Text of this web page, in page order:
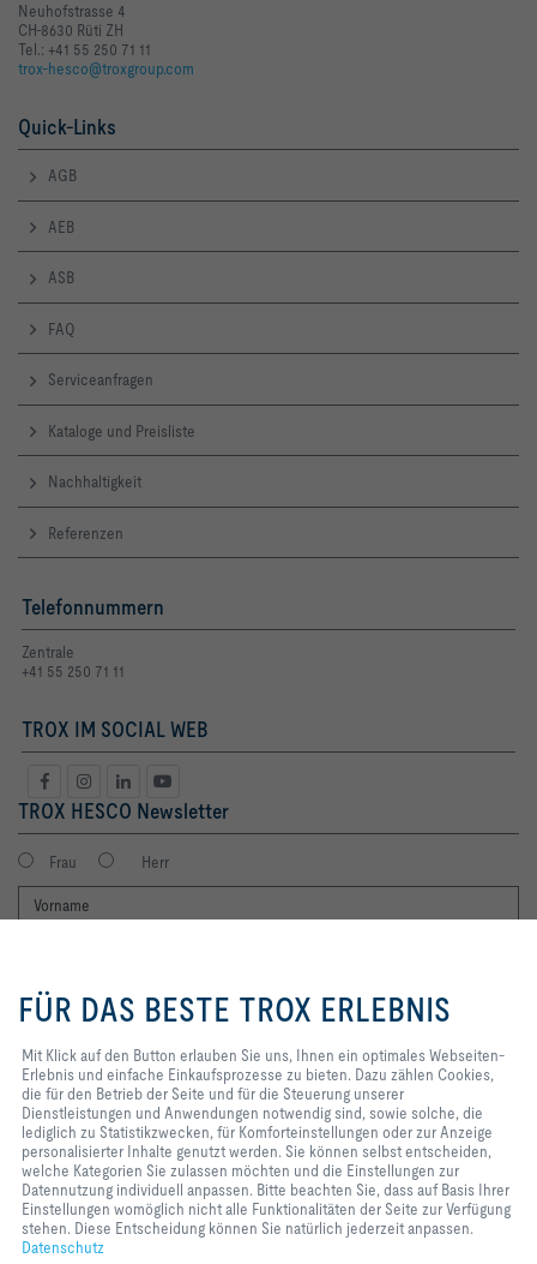
Neuhofstrasse 4
CH-8630 Rüti ZH
Tel.: +41 55 250 71 11
trox-hesco@troxgroup.com
Quick-Links
AGB
AEB
ASB
FAQ
Serviceanfragen
Kataloge und Preisliste
Nachhaltigkeit
Referenzen
Telefonnummern
Zentrale
+41 55 250 71 11
TROX IM SOCIAL WEB
TROX HESCO Newsletter
Frau Herr
Ich möchte den Newsletter der TROX SE erhalten. Die Hinweise zum
Datenschutz habe ich gelesen. Selbstverständlich können Sie sich
jederzeit problemlos vom Newsletter wieder abmelden. Am Ende eines
jeden Newsletters finden Sie einen entsprechenden Abmeldelink.
Jetzt abonnieren
Home Kontakt
Sie uns, Ihnen ein optimales
Webseiten-Erlebnis und einfache
zählen Cookies, die für den
Betrieb der Seite und für die
Steuerung unserer
Dienstleistungen und
Anwendungen notwendig sind,
sowie solche, die lediglich zu
Statistikzwecken, für
Komforteinstellungen oder zur
Anzeige personalisierter Inhalte
genutzt werden. Sie können selbst
FÜR DAS BESTE TROX ERLEBNIS
Mit Klick auf den Button erlauben Sie uns, Ihnen ein optimales Webseiten-
Erlebnis und einfache Einkaufsprozesse zu bieten. Dazu zählen Cookies,
die für den Betrieb der Seite und für die Steuerung unserer
Dienstleistungen und Anwendungen notwendig sind, sowie solche, die
lediglich zu Statistikzwecken, für Komforteinstellungen oder zur Anzeige
personalisierter Inhalte genutzt werden. Sie können selbst entscheiden,
welche Kategorien Sie zulassen möchten und die Einstellungen zur
Datennutzung individuell anpassen. Bitte beachten Sie, dass auf Basis Ihrer
Einstellungen womöglich nicht alle Funktionalitäten der Seite zur Verfügung
stehen. Diese Entscheidung können Sie natürlich jederzeit anpassen.
Datenschutz